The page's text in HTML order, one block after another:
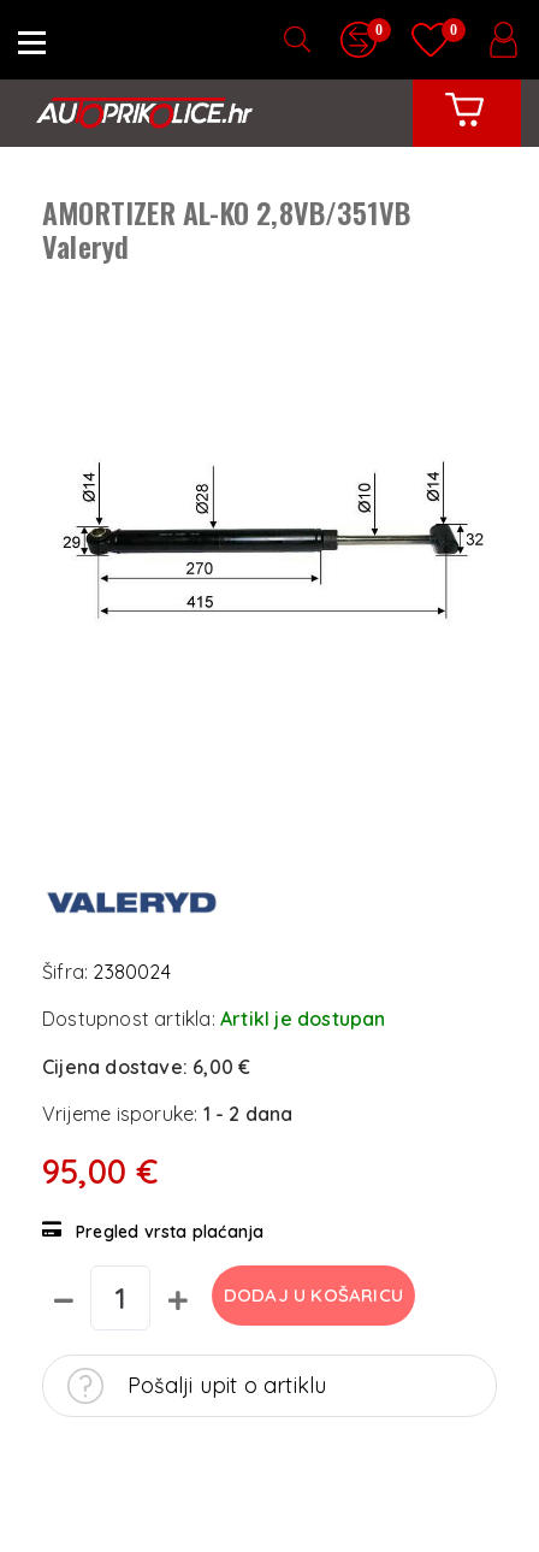
0 0
AMORTIZER AL-KO 2,8VB/351VB
Valeryd
Šifra: 2380024
Dostupnost artikla: Artikl je dostupan
Cijena dostave: 6,00 €
Vrijeme isporuke: 1 - 2 dana
95,00 €
Pregled vrsta plaćanja
DODAJ U KOŠARICU
Pošalji upit o artiklu